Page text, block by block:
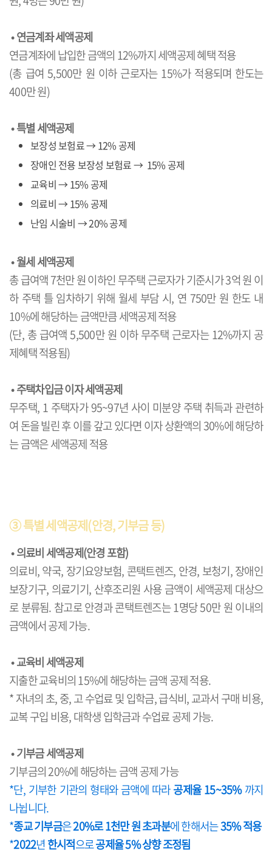
•연금계좌 세액공제
연금계좌에 납입한 금액의 12%까지 세액공제 혜택 적용
(총 급여 5,500만 원 이하 근로자는 15%가 적용되며 한도는
400만 원)
•특별 세액공제
보장성 보험료 → 12% 공제
장애인 전용 보장성 보험료 → 15% 공제
교육비 → 15% 공제
의료비 → 15% 공제
난임 시술비 → 20% 공제
•월세 세액공제
총 급여액 7천만 원 이하인 무주택 근로자가 기준시가 3억 원 이
하 주택 틀 임차하기 위해 월세 부담 시, 연 750만 원 한도 내
10%에 해당하는 금액만큼 세액공제 적용
(단, 총 급여액 5,500만 원 이하 무주택 근로자는 12%까지 공
제혜택 적용됨)
•주택차입금 이자 세액공제
무주택, 1 주택자가 95~97년 사이 미분양 주택 취득과 관련하
여 돈을 빌린 후 이를 갚고 있다면 이자 상환액의 30%에 해당하
는 금액은 세액공제 적용
③특별 세액공제(안경, 기부금 등)
•의료비 세액공제(안경 포함)
의료비, 약국, 장기요양보험, 콘택트렌즈, 안경, 보청기, 장애인
보장기구, 의료기기, 산후조리원 사용 금액이 세액공제 대상으
로 분류됨. 참고로 안경과 콘택트렌즈는 1명당 50만 원 이내의
금액에서 공제 가능.
•교육비 세액공제
지출한 교육비의 15%에 해당하는 금액 공제 적용.
* 자녀의 초, 중, 고 수업료 및 입학금, 급식비, 교과서 구매 비용,
교복 구입 비용, 대학생 입학금과 수업료 공제 가능.
•기부금 세액공제
기부금의 20%에 해당하는 금액 공제 가능
*단, 기부한 기관의 형태와 금액에 따라공제율 15~35%까지
나뉩니다.
*종교 기부금은20%로 1천만 원 초과분에 한해서는35% 적용
*2022년한시적으로공제율 5% 상향 조정됨